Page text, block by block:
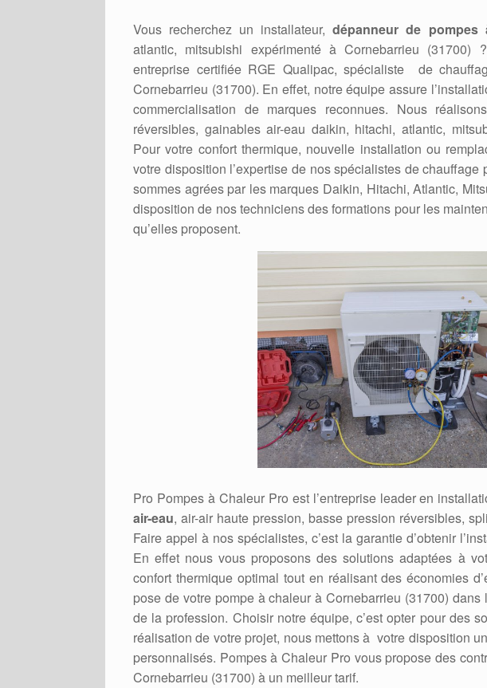
Vous recherchez un installateur,dépanneur de pompes
atlantic, mitsubishi expérimenté à Cornebarrieu (31700)
entreprise certifiée RGE Qualipac, spécialiste de
Cornebarrieu (31700). En effet, notre équipe assure
commercialisation de marques reconnues. Nous
réversibles, gainables air-eau daikin, hitachi, atlantic,
Pour votre confort thermique, nouvelle installation ou
votre disposition l’expertise de nos spécialistes de
sommes agrées par les marques Daikin, Hitachi, Atlantic,
disposition de nos techniciens des formations pour les
qu’elles proposent.
Pro Pompes à Chaleur Pro est l’entreprise leader en
air-eau, air-air haute pression, basse pression réversibles,
Faire appel à nos spécialistes, c’est la garantie d’obtenir
En effet nous vous proposons des solutions adaptées à
confort thermique optimal tout en réalisant des économies
pose de votre pompe à chaleur à Cornebarrieu (31700)
de la profession. Choisir notre équipe, c’est opter pour des
réalisation de votre projet, nous mettons à votre disposition
personnalisés. Pompes à Chaleur Pro vous propose des
Cornebarrieu (31700) à un meilleur tarif.